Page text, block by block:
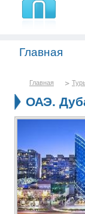
Главная
Главная
ОАЭ.